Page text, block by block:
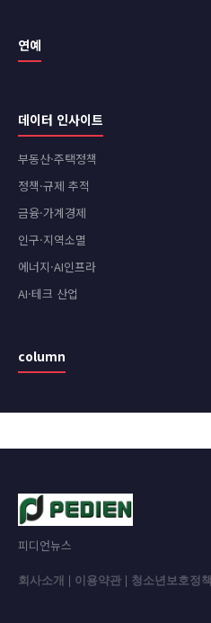
연예
데이터 인사이트
부동산·주택정책
정책·규제 추적
금융·가계경제
인구·지역소멸
에너지·AI인프라
AI·테크 산업
column
피디언뉴스
회사소개 이용약관 청소년보호정책